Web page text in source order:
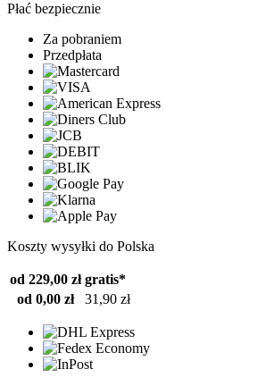
Płać bezpiecznie
Za pobraniem
Przedpłata
Koszty wysyłki do Polska
od 229,00 zł gratis*
od 0,00 zł
31,90 zł